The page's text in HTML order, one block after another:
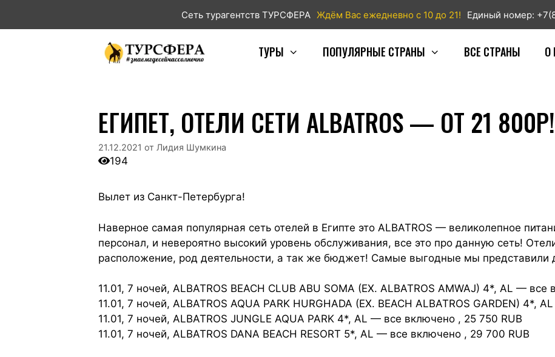
Сеть турагентств ТУРСФЕРА Ждём Вас ежедневно с 10 до 21! Единый номер:
ТУРЫ ПОПУЛЯРНЫЕ СТРАНЫ ВСЕ СТРАНЫ О
ЕГИПЕТ, ОТЕЛИ СЕТИ ALBATROS — ОТ 21
21.12.2021 от Лидия Шумкина
194
Вылет из Санкт-Петербурга!
Наверное самая популярная сеть отелей в Египте это ALBATROS — великолепное
персонал, и невероятно высокий уровень обслуживания, все это про данную сеть!
расположение, род деятельности, а так же бюджет! Самые выгодные мы представили
11.01, 7 ночей, ALBATROS BEACH CLUB ABU SOMA (EX. ALBATROS AMWAJ) 4*, AL — все
11.01, 7 ночей, ALBATROS AQUA PARK HURGHADA (EX. BEACH ALBATROS GARDEN) 4*,
11.01, 7 ночей, ALBATROS JUNGLE AQUA PARK 4*, AL — все включено , 25 750 RUB
11.01, 7 ночей, ALBATROS DANA BEACH RESORT 5*, AL — все включено , 29 700 RUB